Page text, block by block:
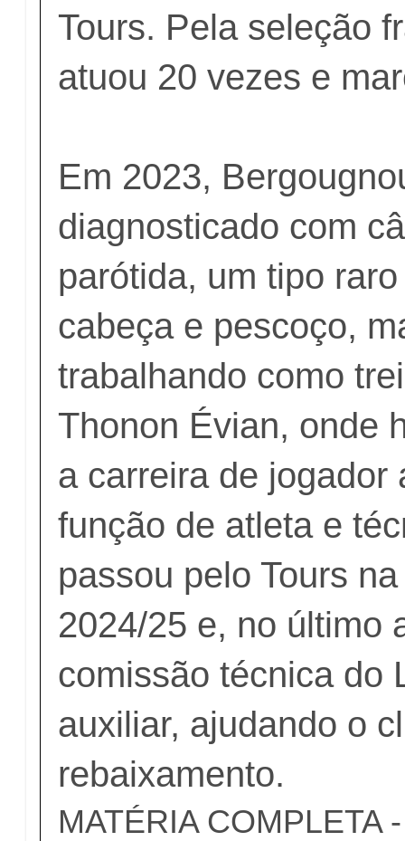
Tours. Pela seleção
atuou 20 vezes e
Em 2023,
diagnosticado com
parótida, um tipo
cabeça e pescoço,
trabalhando como
Thonon Évian, onde
a carreira de jogador
função de atleta e
passou pelo Tours
2024/25 e, no último
comissão técnica do
auxiliar, ajudando o
rebaixamento.
MATÉRIA COMPLETA